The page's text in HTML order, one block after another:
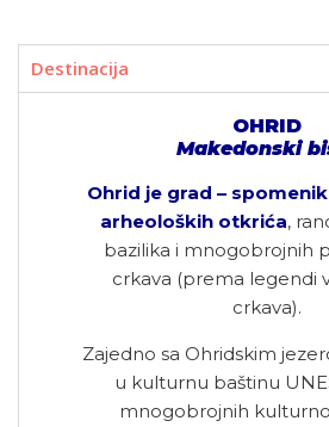
Destinacija
OHRID
Makedonski
Ohrid je grad –
arheoloških otkrića,
bazilika i mnogobrojnih
crkava (prema legendi
crkava).
Zajedno sa Ohridskim
u kulturnu baštinu
mnogobrojnih